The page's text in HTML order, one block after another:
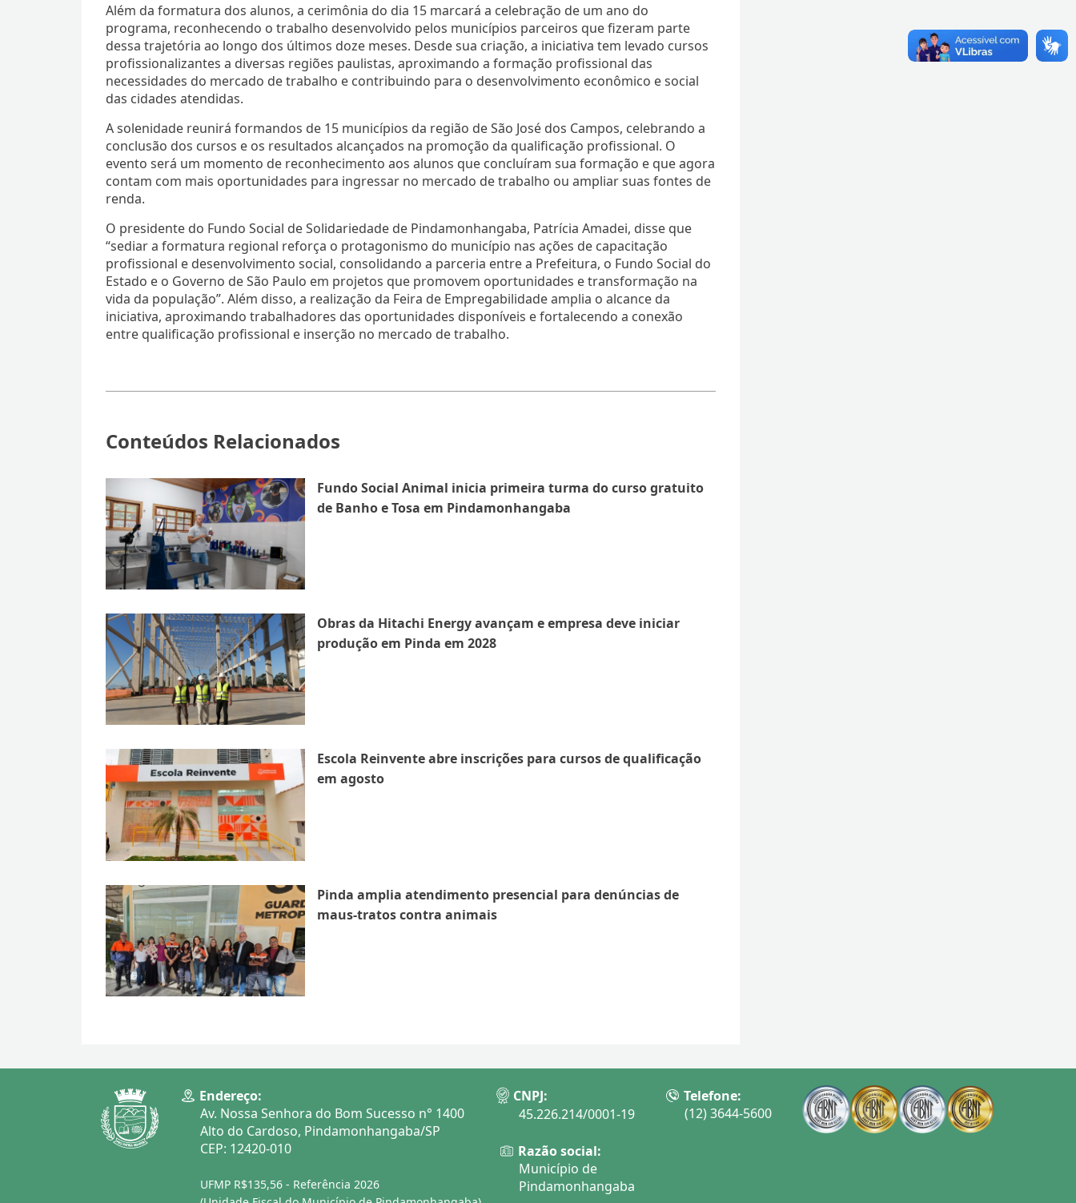
Além da formatura dos alunos, a cerimônia do dia 15 marcará a celebração de um ano do
programa, reconhecendo o trabalho desenvolvido pelos municípios parceiros que fizeram parte
dessa trajetória ao longo dos últimos doze meses. Desde sua criação, a iniciativa tem levado cursos
profissionalizantes a diversas regiões paulistas, aproximando a formação profissional das
necessidades do mercado de trabalho e contribuindo para o desenvolvimento econômico e social
das cidades atendidas.
A solenidade reunirá formandos de 15 municípios da região de São José dos Campos, celebrando a
conclusão dos cursos e os resultados alcançados na promoção da qualificação profissional. O
evento será um momento de reconhecimento aos alunos que concluíram sua formação e que agora
contam com mais oportunidades para ingressar no mercado de trabalho ou ampliar suas fontes de
renda.
O presidente do Fundo Social de Solidariedade de Pindamonhangaba, Patrícia Amadei, disse que
“sediar a formatura regional reforça o protagonismo do município nas ações de capacitação
profissional e desenvolvimento social, consolidando a parceria entre a Prefeitura, o Fundo Social do
Estado e o Governo de São Paulo em projetos que promovem oportunidades e transformação na
vida da população”. Além disso, a realização da Feira de Empregabilidade amplia o alcance da
iniciativa, aproximando trabalhadores das oportunidades disponíveis e fortalecendo a conexão
entre qualificação profissional e inserção no mercado de trabalho.
Conteúdos Relacionados
Fundo Social Animal inicia primeira turma do curso gratuito
de Banho e Tosa em Pindamonhangaba
Obras da Hitachi Energy avançam e empresa deve iniciar
produção em Pinda em 2028
Escola Reinvente abre inscrições para cursos de qualificação
em agosto
Pinda amplia atendimento presencial para denúncias de
maus-tratos contra animais
Endereço:
Av. Nossa Senhora do Bom Sucesso n° 1400
Alto do Cardoso, Pindamonhangaba/SP
CEP: 12420-010
UFMP R$135,56 - Referência 2026
CNPJ:
45.226.214/0001-19
Razão social:
Município de
Pindamonhangaba
Telefone:
(12) 3644-5600